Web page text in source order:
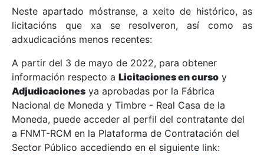
Mostrar/Ocultar
Mostrar/Ocultar
Mostrar/Ocultar
Neste apartado móstranse, a xeito de histórico, as
licitacións que xa se resolveron, así como as
adxudicacións menos recentes:
A partir del 3 de mayo de 2022, para obtener
información respecto a Licitaciones en curso y
Adjudicaciones ya aprobadas por la Fábrica
Nacional de Moneda y Timbre - Real Casa de la
Moneda, puede acceder al perfil del contratante del
a FNMT-RCM en la Plataforma de Contratación del
Sector Público accediendo en el siguiente link: